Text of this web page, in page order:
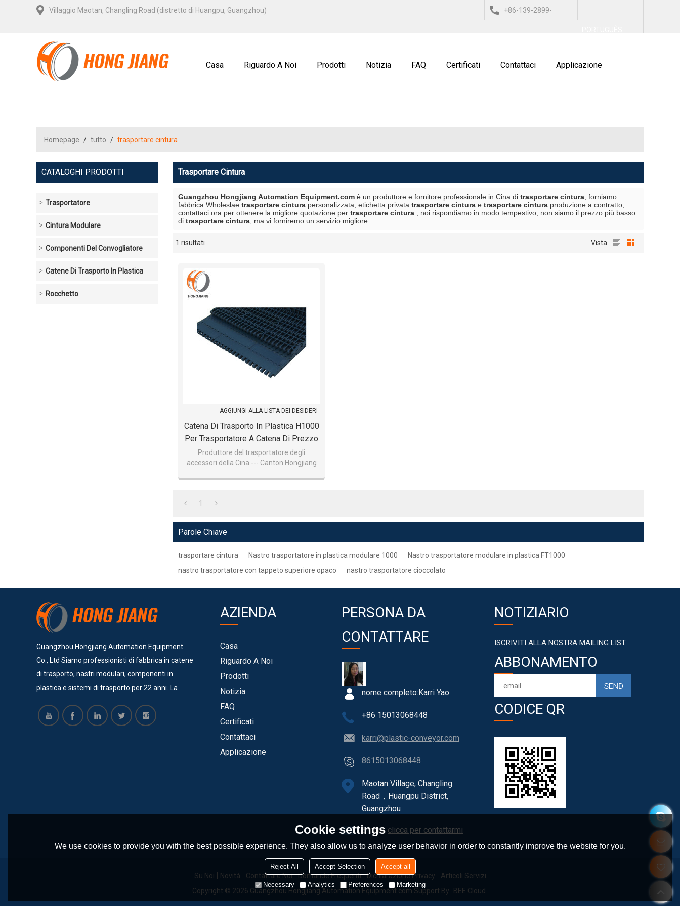
Villaggio Maotan, Changling Road (distretto di Huangpu, Guangzhou) +86-139-2899-
Casa Riguardo A Noi Prodotti Notizia FAQ Certificati Contattaci Applicazione
Homepage / tutto / trasportare cintura
CATALOGHI PRODOTTI
Trasportatore
Cintura Modulare
Componenti Del Convogliatore
Catene Di Trasporto In Plastica
Rocchetto
Trasportare Cintura
Guangzhou Hongjiang Automation Equipment.com è un produttore e fornitore professionale in Cina di trasportare cintura , forniamo
fabbrica Wholeslae trasportare cintura personalizzata, etichetta privata trasportare cintura e trasportare cintura produzione a contratto,
contattaci ora per ottenere la migliore quotazione per trasportare cintura , noi rispondiamo in modo tempestivo, non siamo il prezzo più basso
di trasportare cintura , ma vi forniremo un servizio migliore.
1 risultati Vista
vetrina
AGGIUNGI ALLA LISTA DEI DESIDERI
Catena Di Trasporto In Plastica H1000
Per Trasportatore A Catena Di Prezzo
Di Alta Qualità Con Nastro
Trasportatore Per Industria Alimentare
Produttore del trasportatore degli
accessori della Cina --- Canton Hongjiang
1
Parole Chiave
trasportare cintura Nastro trasportatore in plastica modulare 1000
Nastro trasportatore modulare in plastica FT1000
nastro trasportatore con tappeto superiore opaco
nastro trasportatore cioccolato
Guangzhou Hongjiang Automation Equipment
Co., Ltd Siamo professionisti di fabbrica in catene
di trasporto, nastri modulari, componenti in
plastica e sistemi di trasporto per 22 anni. La
SGS, ISO, CE. Ora offriamo servizi per molte
aziende grandi e di successo, come Vinda, Pepsi
alle esigenze del cliente. I nostri principali
AZIENDA
Casa
Riguardo A Noi
Prodotti
Notizia
FAQ
Certificati
Contattaci
Applicazione
PERSONA DA
CONTATTARE
nome completo:Karri Yao
+86 15013068448
karri@plastic-conveyor.com
8615013068448
Maotan Village, Changling
Road，Huangpu District,
Guangzhou
E-mail: clicca per contattarmi
NOTIZIARIO
ISCRIVITI ALLA NOSTRA MAILING LIST
ABBONAMENTO
CODICE QR
Su Noi Novità Contattare Noi Domande Frequenti Dichiarazione Privacy
Articoli Servizi
Copyright © 2026 Guangzhou Hongjiang Automation Equipment.com Support By BEE Cloud
Cookie settings
We use cookies to provide you with the best possible experience. They also allow us to analyze user behavior in order to constantly improve the website for you.
Reject All Accept Selection Accept all
Necessary Analytics Preferences Marketing